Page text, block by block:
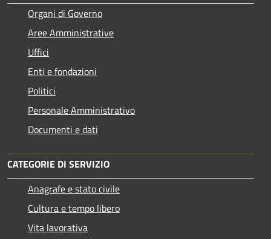
Organi di Governo
Aree Amministrative
Uffici
Enti e fondazioni
Politici
Personale Amministrativo
Documenti e dati
CATEGORIE DI SERVIZIO
Anagrafe e stato civile
Cultura e tempo libero
Vita lavorativa